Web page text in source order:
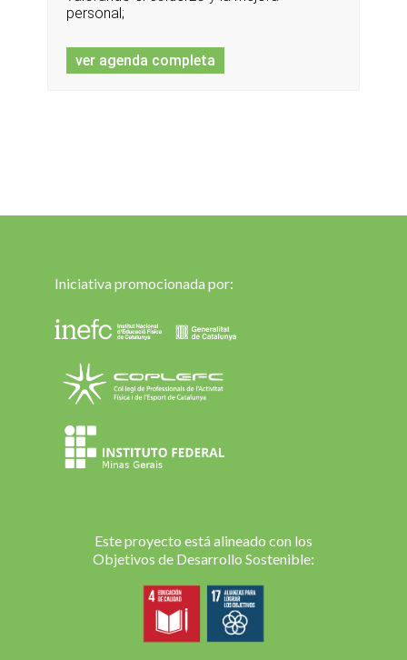
personal;
ver agenda completa
Iniciativa promocionada por:
Este proyecto está alineado con los
Objetivos de Desarrollo Sostenible: